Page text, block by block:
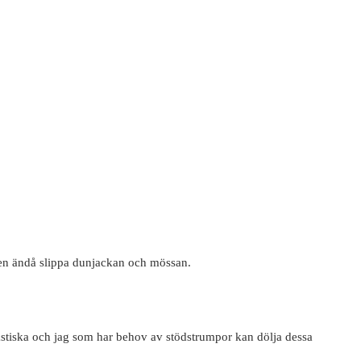
ändå slippa dunjackan och mössan.
och jag som har behov av stödstrumpor kan dölja dessa